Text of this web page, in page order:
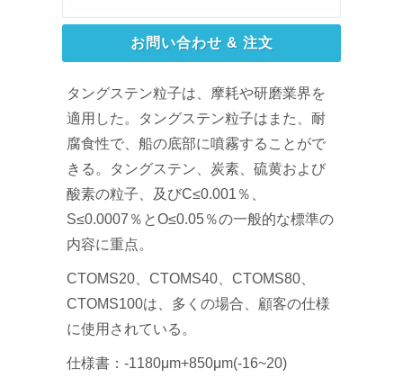
お問い合わせ & 注文
タングステン粒子は、摩耗や研磨業界を
適用した。タングステン粒子はまた、耐
腐食性で、船の底部に噴霧することがで
きる。タングステン、炭素、硫黄および
酸素の粒子、及びC≤0.001％、
S≤0.0007％とO≤0.05％の一般的な標準の
内容に重点。
CTOMS20、CTOMS40、CTOMS80、
CTOMS100は、多くの場合、顧客の仕様
に使用されている。
仕様書：-1180μm+850μm(-16~20)